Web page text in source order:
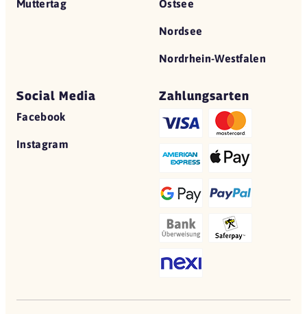
Muttertag Ostsee
Nordsee
Nordrhein-Westfalen
Social Media
Facebook
Instagram
Zahlungsarten